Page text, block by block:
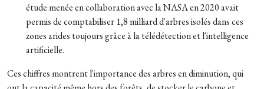
étude menée en collaboration avec la NASA en 2020 avait
permis de comptabiliser 1,8 milliard d'arbres isolés dans ces
zones arides toujours grâce à la télédétection et l'intelligence
artificielle.
Ces chiffres montrent l'importance des arbres en diminution, qui